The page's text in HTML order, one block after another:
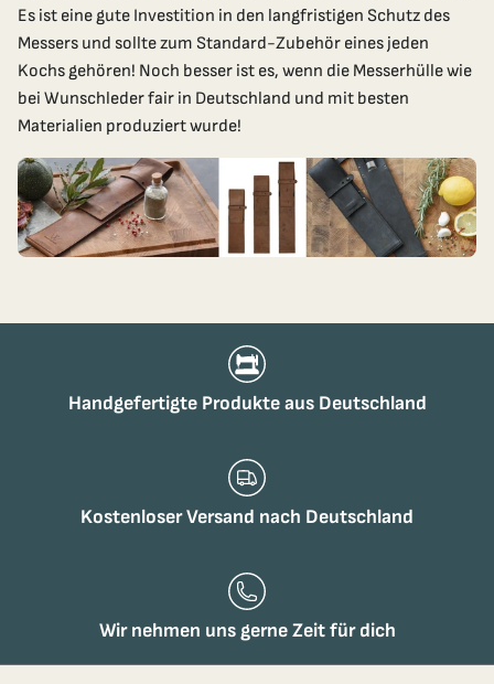
Es ist eine gute Investition in den langfristigen Schutz des
Messers und sollte zum Standard-Zubehör eines jeden
Kochs gehören! Noch besser ist es, wenn die Messerhülle wie
bei Wunschleder fair in Deutschland und mit besten
Materialien produziert wurde!
Handgefertigte Produkte aus Deutschland
Kostenloser Versand nach Deutschland
Wir nehmen uns gerne Zeit für dich